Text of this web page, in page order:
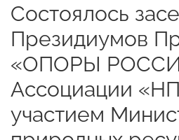
Состоялось
Президиумов
«ОПОРЫ
Ассоциации
участием